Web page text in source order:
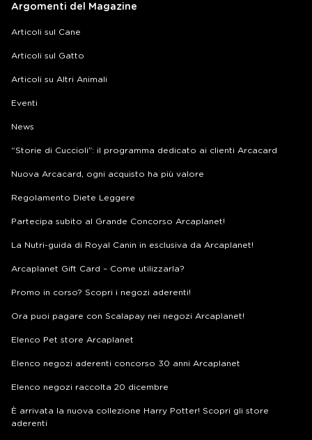
Argomenti del Magazine
Articoli sul Cane
Articoli sul Gatto
Articoli su Altri Animali
Eventi
News
“Storie di Cuccioli”: il programma dedicato ai clienti Arcacard
Nuova Arcacard, ogni acquisto ha più valore
Regolamento Diete Leggere
Partecipa subito al Grande Concorso Arcaplanet!
La Nutri-guida di Royal Canin in esclusiva da Arcaplanet!
Arcaplanet Gift Card – Come utilizzarla?
Promo in corso? Scopri i negozi aderenti!
Ora puoi pagare con Scalapay nei negozi Arcaplanet!
Elenco Pet store Arcaplanet
Elenco negozi aderenti concorso 30 anni Arcaplanet
Elenco negozi raccolta 20 dicembre
È arrivata la nuova collezione Harry Potter! Scopri gli store
aderenti